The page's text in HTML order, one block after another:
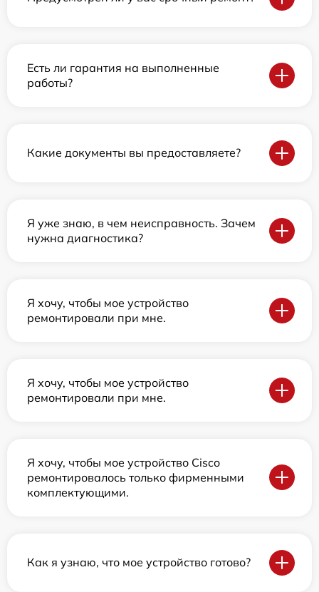
Есть ли гарантия на выполненные
работы?
Какие документы вы предоставляете?
Я уже знаю, в чем неисправность. Зачем
нужна диагностика?
Я хочу, чтобы мое устройство
ремонтировали при мне.
Я хочу, чтобы мое устройство
ремонтировали при мне.
Я хочу, чтобы мое устройство Cisco
ремонтировалось только фирменными
комплектующими.
Как я узнаю, что мое устройство готово?